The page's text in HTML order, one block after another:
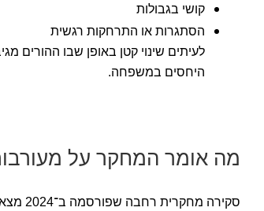
קושי בגבולות
הסתגרות או התרחקות רגשית
לעיתים שינוי קטן באופן שבו ההורים
היחסים במשפחה.
מה אומר המחקר על